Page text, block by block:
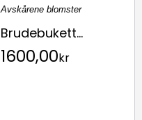
Avskårene blomster
Brudebukett...
1600,00kr